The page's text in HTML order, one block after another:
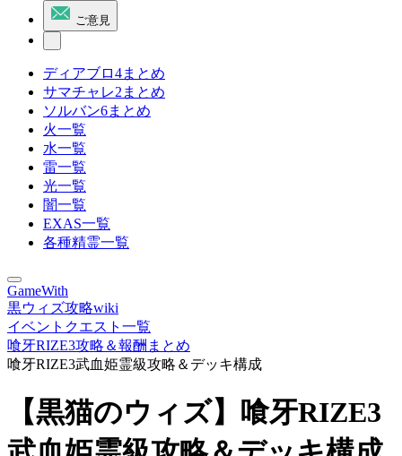
ご意見
ディアブロ4まとめ
サマチャレ2まとめ
ソルバン6まとめ
火一覧
水一覧
雷一覧
光一覧
闇一覧
EXAS一覧
各種精霊一覧
GameWith
黒ウィズ攻略wiki
イベントクエスト一覧
喰牙RIZE3攻略＆報酬まとめ
喰牙RIZE3武血姫霊級攻略＆デッキ構成
【黒猫のウィズ】喰牙RIZE3